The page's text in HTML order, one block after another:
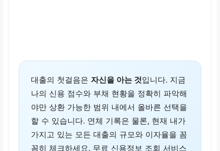
대출의 첫걸음은자신을 아는 것입니다. 지금
나의 신용 점수와 부채 현황을 정확히 파악해
야만 상환 가능한 범위 내에서 올바른 선택을
할 수 있습니다. 연체 기록은 물론, 현재 내가
가지고 있는 모든 대출의 규모와 이자율을 꼼
꼼히 체크하세요. 무료 신용정보 조회 서비스